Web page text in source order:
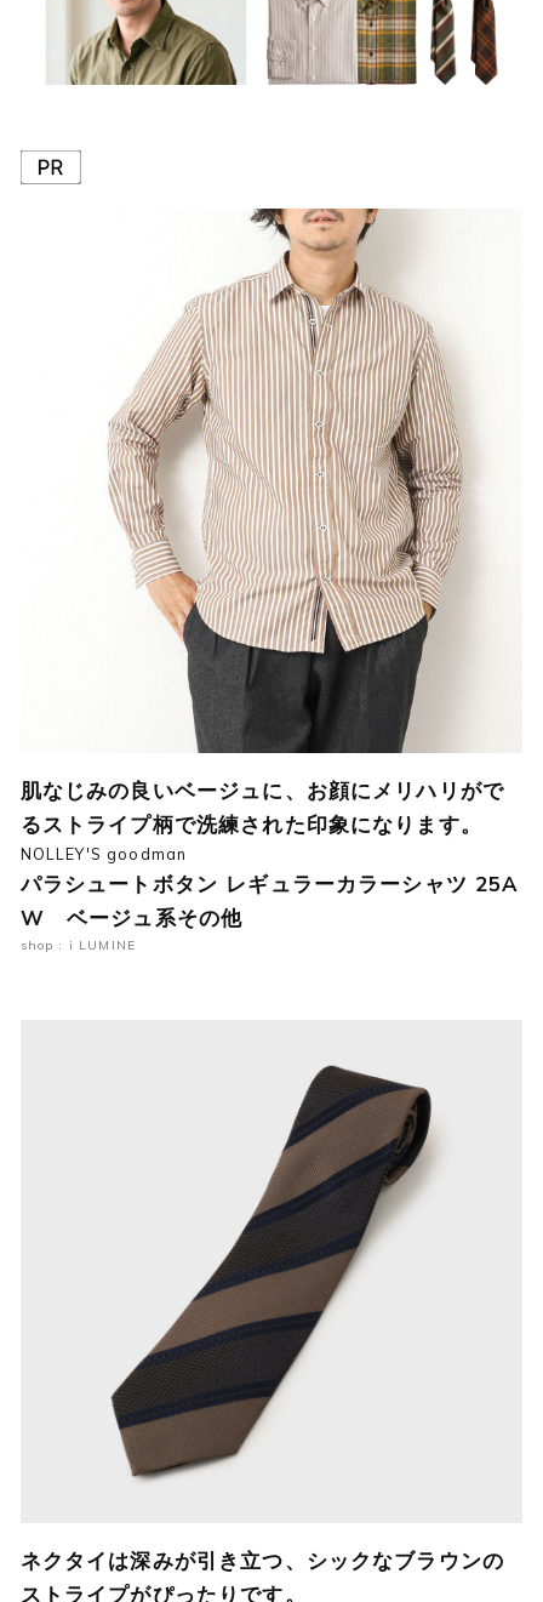
肌なじみの良いベージュに、お顔にメリハリがで
るストライプ柄で洗練された印象になります。
NOLLEY'S goodman
パラシュートボタン レギュラーカラーシャツ 25A
W ベージュ系その他
shop : i LUMINE
ネクタイは深みが引き立つ、シックなブラウンの
ストライプがぴったりです。